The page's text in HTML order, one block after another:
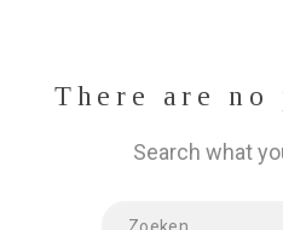
There are no
Search what